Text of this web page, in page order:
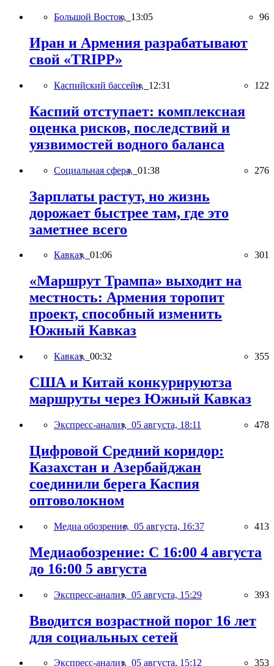
Большой Восток, 13:05 96
Иран и Армения разрабатывают
свой «TRIPP»
Каспийский бассейн, 12:31 122
Каспий отступает: комплексная
оценка рисков, последствий и
уязвимостей водного баланса
Социальная сфера, 01:38 276
Зарплаты растут, но жизнь
дорожает быстрее там, где это
заметнее всего
Кавказ, 01:06 301
«Маршрут Трампа» выходит на
местность: Армения торопит
проект, способный изменить
Южный Кавказ
Кавказ, 00:32 355
США и Китай конкурируютза
маршруты через Южный Кавказ
Экспресс-анализ, 05 августа, 18:11 478
Цифровой Средний коридор:
Казахстан и Азербайджан
соединили берега Каспия
оптоволокном
Медиа обозрение, 05 августа, 16:37 413
Медиаобозрение: С 16:00 4 августа
до 16:00 5 августа
Экспресс-анализ, 05 августа, 15:29 393
Вводится возрастной порог 16 лет
для социальных сетей
Экспресс-анализ, 05 августа, 15:12 353